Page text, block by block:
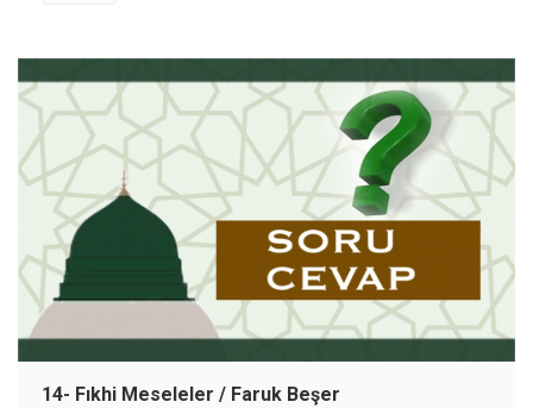
14- Fıkhi Meseleler / Faruk Beşer